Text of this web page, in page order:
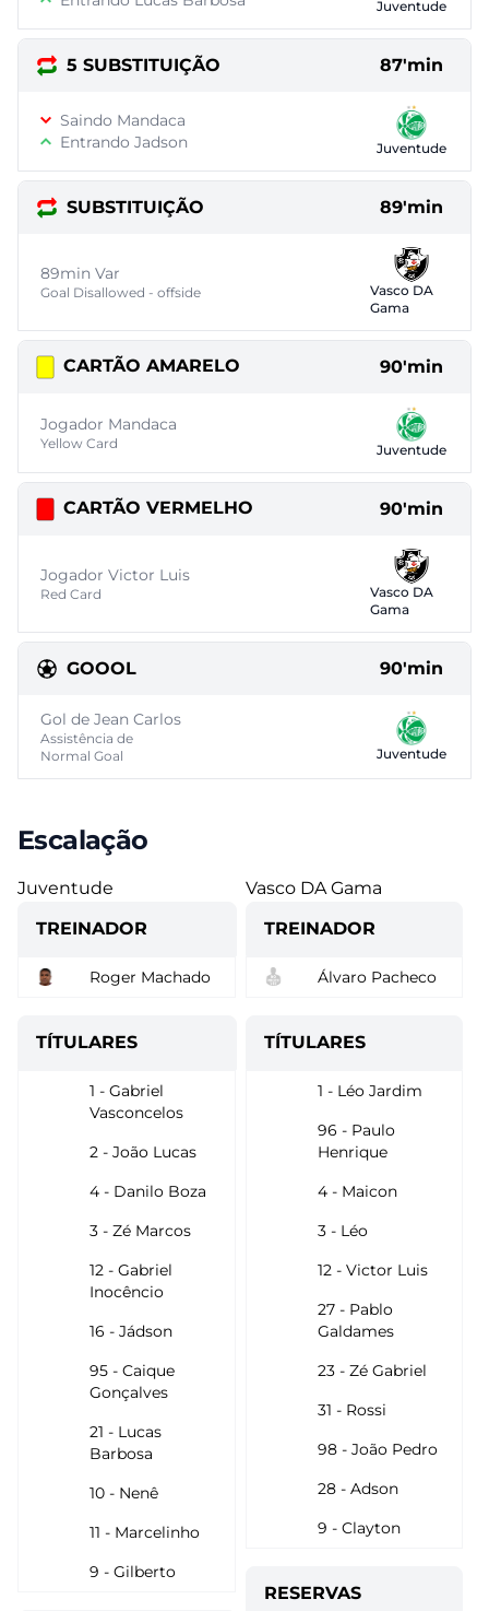
Juventude
5 SUBSTITUIÇÃO 87'min
Saindo Mandaca
Entrando Jadson
Juventude
SUBSTITUIÇÃO 89'min
89min Var
Goal Disallowed - offside
Vasco DA
Gama
CARTÃO AMARELO 90'min
Jogador Mandaca
Yellow Card Juventude
CARTÃO VERMELHO 90'min
Jogador Victor Luis
Red Card
Vasco DA
Gama
GOOOL 90'min
Gol de Jean Carlos
Assistência de
Normal Goal
Juventude
Escalação
Juventude
TREINADOR
Roger Machado
TÍTULARES
1 - Gabriel
Vasconcelos
2 - João Lucas
4 - Danilo Boza
3 - Zé Marcos
12 - Gabriel
Inocêncio
16 - Jádson
95 - Caique
Gonçalves
21 - Lucas
Barbosa
10 - Nenê
11 - Marcelinho
9 - Gilberto
Vasco DA Gama
TREINADOR
Álvaro Pacheco
TÍTULARES
1 - Léo Jardim
96 - Paulo
Henrique
4 - Maicon
3 - Léo
12 - Victor Luis
27 - Pablo
Galdames
23 - Zé Gabriel
31 - Rossi
98 - João Pedro
28 - Adson
9 - Clayton
RESERVAS